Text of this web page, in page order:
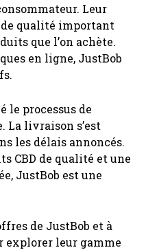
Leur
qualité important
que l’on achète.
en ligne, JustBob
le processus de
La livraison s’est
les délais annoncés.
CBD de qualité et une
JustBob est une
de JustBob et à
explorer leur gamme